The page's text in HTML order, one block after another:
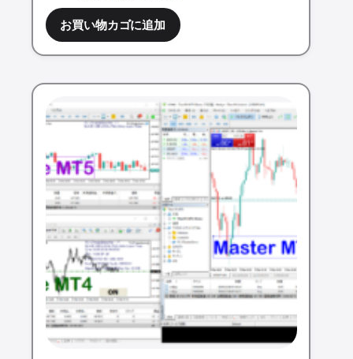
お買い物カゴに追加